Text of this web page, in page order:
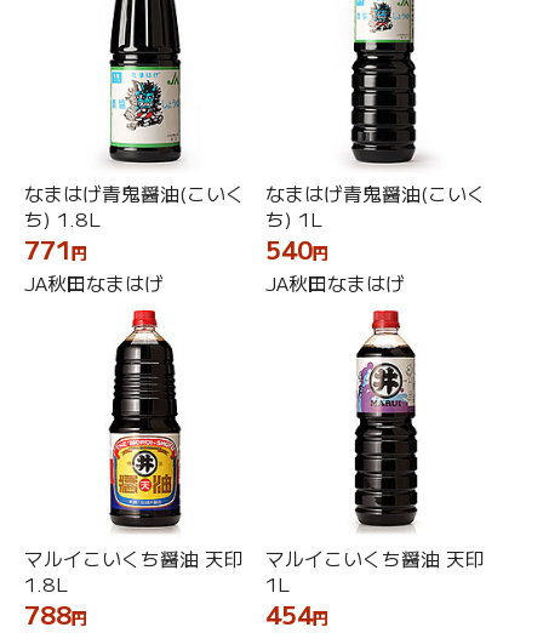
なまはげ青鬼醤油(こいく
ち) 1.8L
771円
JA秋田なまはげ
なまはげ青鬼醤油(こいく
ち) 1L
540円
JA秋田なまはげ
マルイこいくち醤油 天印
1.8L
788円
マルイこいくち醤油 天印
1L
454円